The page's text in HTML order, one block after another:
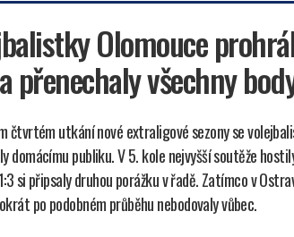
Olomouce
přenechaly všechny
čtvrtém utkání nové extraligové sezony se
domácímu publiku. V 5. kole nejvyšší soutěže
si připsaly druhou porážku v řadě. Zatímco v
po podobném průběhu nebodovaly vůbec.